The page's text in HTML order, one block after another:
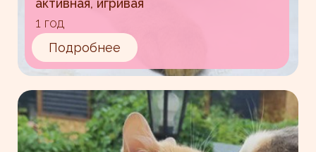
активная, игривая
1 год
Подробнее